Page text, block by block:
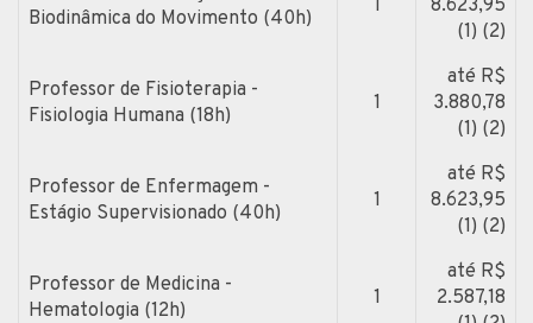
Biodinâmica do Movimento (40h)
1
8.623,95
(1) (2)
Professor de Fisioterapia -
Fisiologia Humana (18h)
1
até R$
3.880,78
(1) (2)
Professor de Enfermagem -
Estágio Supervisionado (40h)
1
até R$
8.623,95
(1) (2)
Professor de Medicina -
Hematologia (12h)
1
até R$
2.587,18